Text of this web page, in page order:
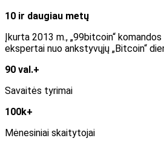
10 ir daugiau metų
Įkurta 2013 m., „99bitcoin“
ekspertai nuo ankstyvųjų „Bitcoin“
90 val.+
Savaitės tyrimai
100k+
Mėnesiniai skaitytojai